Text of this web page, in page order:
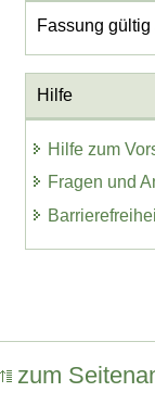
Fassung
Hilfe
Hilfe zum
Fragen und
zum